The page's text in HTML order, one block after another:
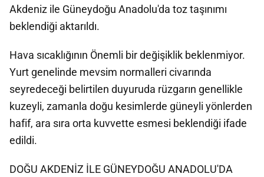
Akdeniz ile Güneydoğu Anadolu'da toz taşınımı
beklendiği aktarıldı.
Hava sıcaklığının Önemli bir değişiklik beklenmiyor.
Yurt genelinde mevsim normalleri civarında
seyredeceği belirtilen duyuruda rüzgarın genellikle
kuzeyli, zamanla doğu kesimlerde güneyli yönlerden
hafif, ara sıra orta kuvvette esmesi beklendiği ifade
edildi.
DOĞU AKDENİZ İLE GÜNEYDOĞU ANADOLU'DA